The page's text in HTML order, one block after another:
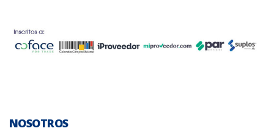
NOSOTROS